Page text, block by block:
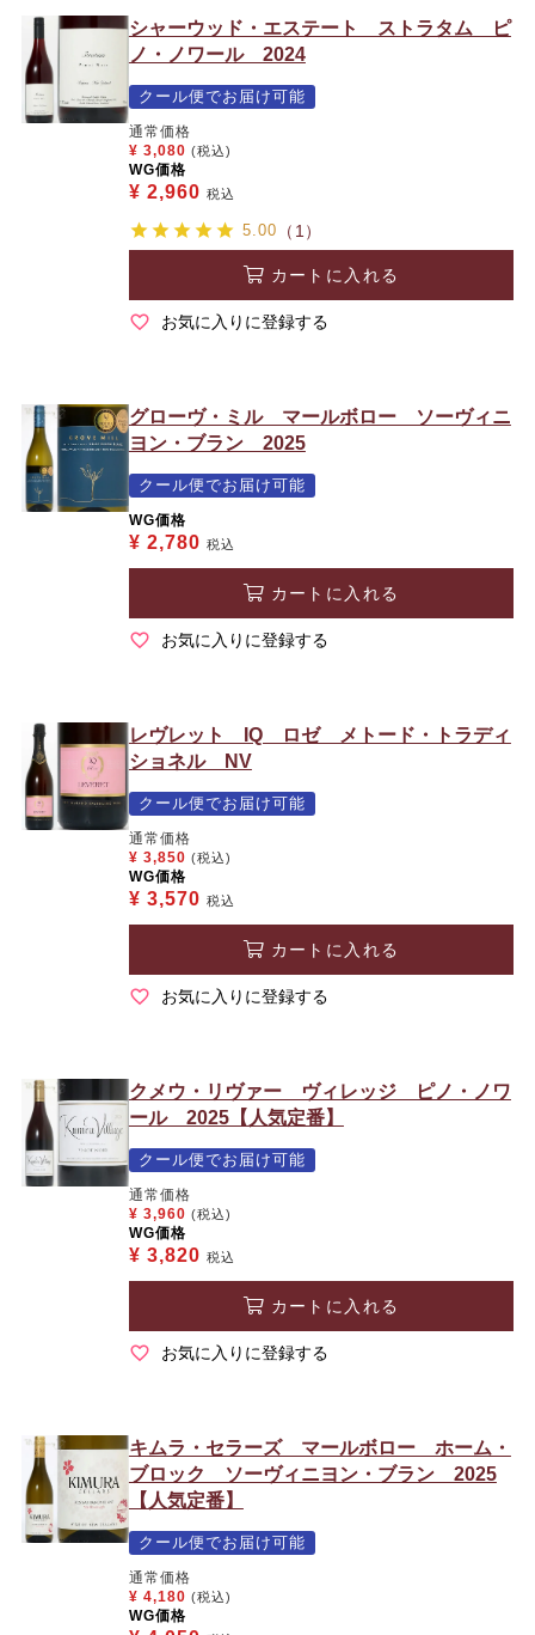
シャーウッド・エステート ストラタム ピ
ノ・ノワール 2024
クール便でお届け可能
通常価格
¥ 3,080 (税込)
WG価格
¥ 2,960 税込
5.00 （1）
カートに入れる
お気に入りに登録する
グローヴ・ミル マールボロー ソーヴィニ
ヨン・ブラン 2025
クール便でお届け可能
WG価格
¥ 2,780 税込
カートに入れる
お気に入りに登録する
レヴレット IQ ロゼ メトード・トラディ
ショネル NV
クール便でお届け可能
通常価格
¥ 3,850 (税込)
WG価格
¥ 3,570 税込
カートに入れる
お気に入りに登録する
クメウ・リヴァー ヴィレッジ ピノ・ノワ
ール 2025【人気定番】
クール便でお届け可能
通常価格
¥ 3,960 (税込)
WG価格
¥ 3,820 税込
カートに入れる
お気に入りに登録する
キムラ・セラーズ マールボロー ホーム・
ブロック ソーヴィニヨン・ブラン 2025
【人気定番】
クール便でお届け可能
通常価格
¥ 4,180 (税込)
WG価格